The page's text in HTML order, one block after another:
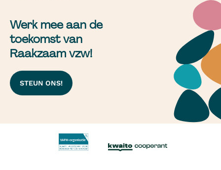
Werk mee aan de
toekomst van
Raakzaam vzw!
STEUN ONS!